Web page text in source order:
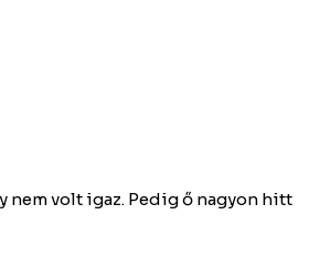
nem volt igaz. Pedig ő nagyon hitt